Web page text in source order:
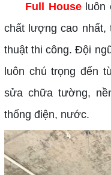
Full Houseluôn
chất lượng cao nhất,
thuật thi công. Đội
luôn chú trọng đến
sửa chữa tường,
thống điện, nước.